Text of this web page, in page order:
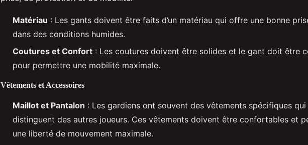
Matériau : Les gants doivent être faits d’un matériau qui offre une bonne
dans des conditions humides.
Coutures et Confort : Les coutures doivent être solides et le gant doit être
pour permettre une mobilité maximale.
Vêtements et Accessoires
Maillot et Pantalon : Les gardiens ont souvent des vêtements spécifiques qui
distinguent des autres joueurs. Ces vêtements doivent être confortables et
une liberté de mouvement maximale.